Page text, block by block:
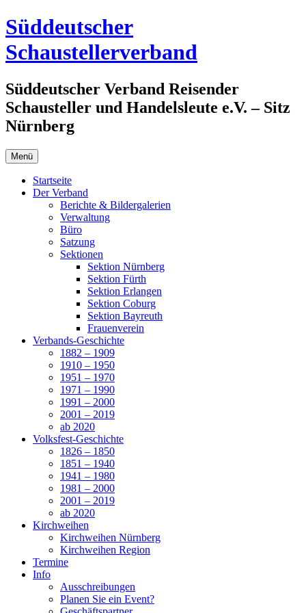
Zum
Inhalt
springen
Süddeutscher
Schaustellerverband
Süddeutscher Verband Reisender
Schausteller und Handelsleute e.V. – Sitz
Nürnberg
Menü
Startseite
Der Verband
Berichte & Bildergalerien
Verwaltung
Büro
Satzung
Sektionen
Sektion Nürnberg
Sektion Fürth
Sektion Erlangen
Sektion Coburg
Sektion Bayreuth
Frauenverein
Verbands-Geschichte
1882 – 1909
1910 – 1950
1951 – 1970
1971 – 1990
1991 – 2000
2001 – 2019
ab 2020
Volksfest-Geschichte
1826 – 1850
1851 – 1940
1941 – 1980
1981 – 2000
2001 – 2019
ab 2020
Kirchweihen
Kirchweihen Nürnberg
Kirchweihen Region
Termine
Info
Ausschreibungen
Planen Sie ein Event?